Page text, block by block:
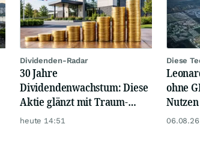
Dividenden-Radar
30 Jahre
Dividendenwachstum: Diese
Aktie glänzt mit Traum-
Renditen
heute 14:51
Diese
ohne